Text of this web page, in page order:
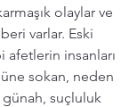
olaylar ve
varlar. Eski
insanları
sokan, neden
suçluluk